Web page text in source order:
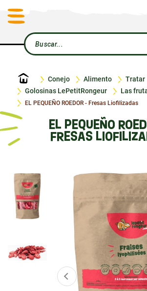
Inicio Conejo Alimento
Tratar
Golosinas LePetitRongeur
Las
EL PEQUEÑO ROEDOR - Fresas Liofilizadas
EL PEQUEÑO
FRESAS